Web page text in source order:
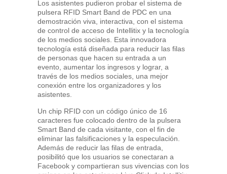
Los asistentes pudieron probar el sistema de
pulsera RFID Smart Band de PDC en una
demostración viva, interactiva, con el sistema
de control de acceso de Intellitix y la tecnología
de los medios sociales. Esta innovadora
tecnología está diseñada para reducir las filas
de personas que hacen su entrada a un
evento, aumentar los ingresos y lograr, a
través de los medios sociales, una mejor
conexión entre los organizadores y los
asistentes.
Un chip RFID con un código único de 16
caracteres fue colocado dentro de la pulsera
Smart Band de cada visitante, con el fin de
eliminar las falsificaciones y la especulación.
Además de reducir las filas de entrada,
posibilitó que los usuarios se conectaran a
Facebook y compartieran sus vivencias con los